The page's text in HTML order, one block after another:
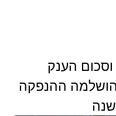
הענק
הושלמה ההנפקה